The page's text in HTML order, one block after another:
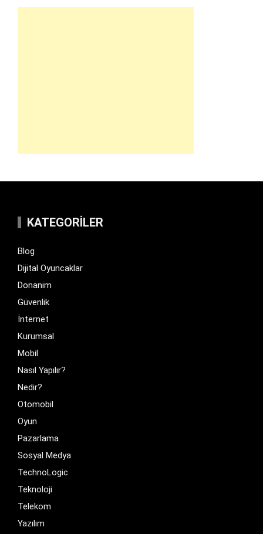
KATEGORILER
Blog
Dijital Oyuncaklar
Donanim
Güvenlik
İnternet
Kurumsal
Mobil
Nasıl Yapılır?
Nedir?
Otomobil
Oyun
Pazarlama
Sosyal Medya
TechnoLogic
Teknoloji
Telekom
Yazılım